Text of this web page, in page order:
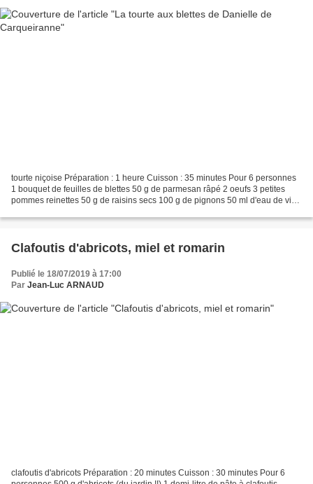
tourte niçoise Préparation : 1 heure Cuisson : 35 minutes Pour 6 personnes
1 bouquet de feuilles de blettes 50 g de parmesan râpé 2 oeufs 3 petites
pommes reinettes 50 g de raisins secs 100 g de pignons 50 ml d'eau de vie
Clafoutis d'abricots, miel et romarin
Publié le 18/07/2019 à 17:00
Par Jean-Luc ARNAUD
clafoutis d'abricots Préparation : 20 minutes Cuisson : 30 minutes Pour 6